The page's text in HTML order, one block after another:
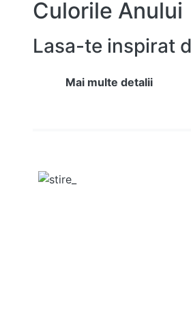
Culorile Anului
Lasa-te inspirat
Mai multe detalii